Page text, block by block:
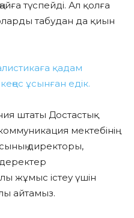
түспейді. Ал қолға
табудан да қиын
қадам
ұсынған едік.
штаты Достастық
мектебінің
директоры,
жұмыс істеу үшін
айтамыз.